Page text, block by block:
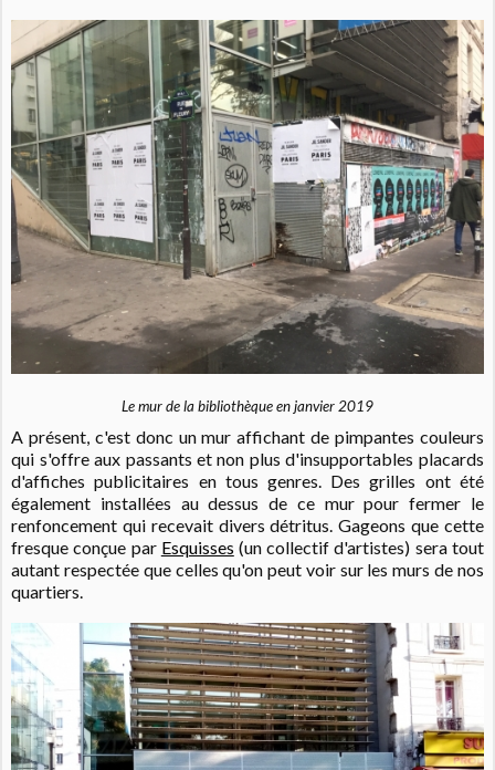
Le mur de la bibliothèque en janvier 2019
A présent, c'est donc un mur affichant de pimpantes couleurs
qui s'offre aux passants et non plus d'insupportables placards
d'affiches publicitaires en tous genres. Des grilles ont été
également installées au dessus de ce mur pour fermer le
renfoncement qui recevait divers détritus. Gageons que cette
fresque conçue par Esquisses (un collectif d'artistes) sera tout
autant respectée que celles qu'on peut voir sur les murs de nos
quartiers.